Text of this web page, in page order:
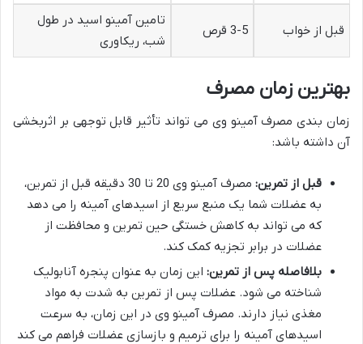
قبل از خواب 3-5 قرص
تامین آمینو اسید در طول
شب، ریکاوری
بهترین زمان مصرف
زمان بندی مصرف آمینو وی می تواند تأثیر قابل توجهی بر اثربخشی
آن داشته باشد:
قبل از تمرین:
مصرف آمینو وی 20 تا 30 دقیقه قبل از تمرین،
به عضلات شما یک منبع سریع از اسیدهای آمینه را می دهد
که می تواند به کاهش خستگی حین تمرین و محافظت از
عضلات در برابر تجزیه کمک کند.
بلافاصله پس از تمرین: این زمان به عنوان پنجره آنابولیک
شناخته می شود. عضلات پس از تمرین به شدت به مواد
مغذی نیاز دارند. مصرف آمینو وی در این زمان، به سرعت
اسیدهای آمینه را برای ترمیم و بازسازی عضلات فراهم می کند